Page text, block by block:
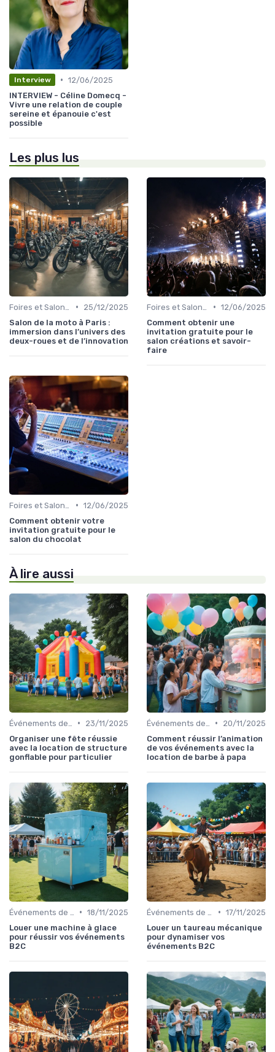
Interview • 12/06/2025
INTERVIEW - Céline Domecq -
Vivre une relation de couple
sereine et épanouie c'est
possible
Les plus lus
•
25/12/2025
Salon de la moto à Paris :
immersion dans l’univers des
deux-roues et de l’innovation
• 12/06/2025
Comment obtenir une
invitation gratuite pour le
salon créations et savoir-
faire
• 12/06/2025
Comment obtenir votre
invitation gratuite pour le
salon du chocolat
À lire aussi
•
23/11/2025
Organiser une fête réussie
avec la location de structure
gonflable pour particulier
•
20/11/2025
Comment réussir l’animation
de vos événements avec la
location de barbe à papa
• 18/11/2025
Louer une machine à glace
pour réussir vos événements
B2C
• 17/11/2025
Louer un taureau mécanique
pour dynamiser vos
événements B2C